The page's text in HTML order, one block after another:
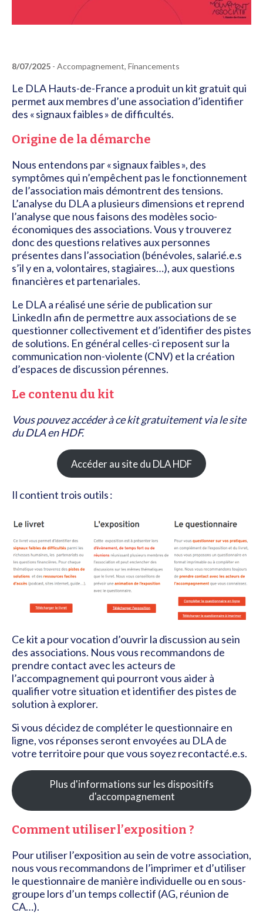
8/07/2025 - Accompagnement, Financements
Le DLA Hauts-de-France a produit un kit gratuit qui
permet aux membres d’une association d’identifier
des « signaux faibles » de difficultés.
Origine de la démarche
Nous entendons par « signaux faibles », des
symptômes qui n’empêchent pas le fonctionnement
de l’association mais démontrent des tensions.
L’analyse du DLA a plusieurs dimensions et reprend
l’analyse que nous faisons des modèles socio-
économiques des associations. Vous y trouverez
donc des questions relatives aux personnes
présentes dans l’association (bénévoles, salarié.e.s
s’il y en a, volontaires, stagiaires…), aux questions
financières et partenariales.
Le DLA a réalisé une série de publication sur
LinkedIn afin de permettre aux associations de se
questionner collectivement et d’identifier des pistes
de solutions. En général celles-ci reposent sur la
communication non-violente (CNV) et la création
d’espaces de discussion pérennes.
Le contenu du kit
Vous pouvez accéder à ce kit gratuitement via le site
du DLA en HDF.
Accéder au site du DLA HDF
Il contient trois outils :
Ce kit a pour vocation d’ouvrir la discussion au sein
des associations. Nous vous recommandons de
prendre contact avec les acteurs de
l’accompagnement qui pourront vous aider à
qualifier votre situation et identifier des pistes de
solution à explorer.
Si vous décidez de compléter le questionnaire en
ligne, vos réponses seront envoyées au DLA de
votre territoire pour que vous soyez recontacté.e.s.
Plus d'informations sur les dispositifs
d'accompagnement
Comment utiliser l’exposition ?
Pour utiliser l’exposition au sein de votre association,
nous vous recommandons de l’imprimer et d’utiliser
le questionnaire de manière individuelle ou en sous-
groupe lors d’un temps collectif (AG, réunion de
CA…).